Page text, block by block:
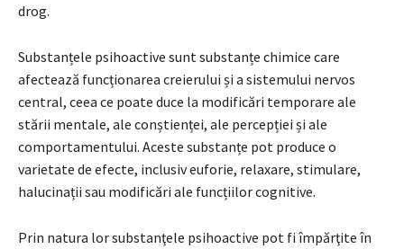
drog.
Substanțele psihoactive sunt substanțe chimice care
afectează funcționarea creierului și a sistemului nervos
central, ceea ce poate duce la modificări temporare ale
stării mentale, ale conștienței, ale percepției și ale
comportamentului. Aceste substanțe pot produce o
varietate de efecte, inclusiv euforie, relaxare, stimulare,
halucinații sau modificări ale funcțiilor cognitive.
Prin natura lor substanţele psihoactive pot fi împărţite în